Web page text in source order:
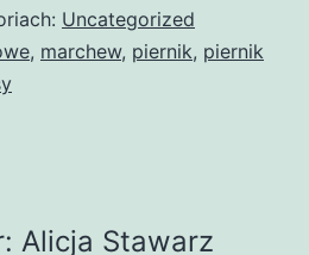
Uncategorized
, marchew, piernik, piernik
Alicja Stawarz